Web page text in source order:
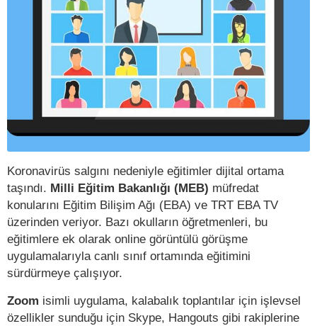
Koronavirüs salgını nedeniyle eğitimler dijital ortama
taşındı. Milli Eğitim Bakanlığı (MEB) müfredat
konularını Eğitim Bilişim Ağı (EBA) ve TRT EBA TV
üzerinden veriyor. Bazı okulların öğretmenleri, bu
eğitimlere ek olarak online görüntülü görüşme
uygulamalarıyla canlı sınıf ortamında eğitimini
sürdürmeye çalışıyor.
Zoom isimli uygulama, kalabalık toplantılar için işlevsel
özellikler sunduğu için Skype, Hangouts gibi rakiplerine